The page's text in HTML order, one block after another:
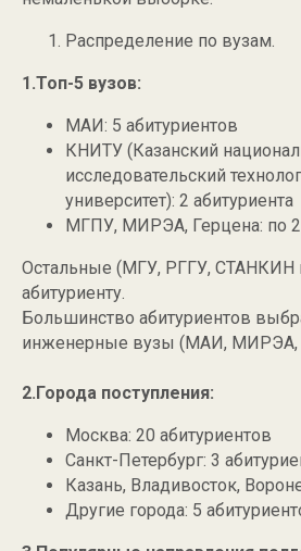
Распределение по вузам.
1.Топ-5 вузов:
МАИ: 5 абитуриентов
КНИТУ (Казанский
исследовательский
университет): 2 абитуриента
МГПУ, МИРЭА, Герцена: по 2
Остальные (МГУ, РГГУ, СТАНКИН
абитуриенту.
Большинство абитуриентов
инженерные вузы (МАИ, МИРЭА,
2.Города поступления:
Москва: 20 абитуриентов
Санкт-Петербург: 3
Казань, Владивосток,
Другие города: 5